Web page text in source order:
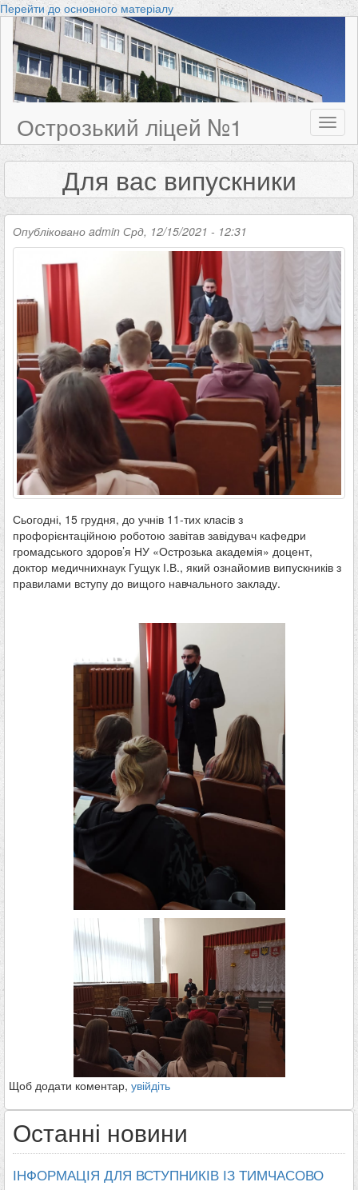
Перейти до основного матеріалу
Острозький ліцей №1
Для вас випускники
Опубліковано admin Срд, 12/15/2021 - 12:31
Сьогодні, 15 грудня, до учнів 11-тих класів з
профорієнтаційною роботою завітав завідувач кафедри
громадського здоров’я НУ «Острозька академія» доцент,
доктор медичнихнаук Гущук І.В., який ознайомив випускників з
правилами вступу до вищого навчального закладу.
Щоб додати коментар, увійдіть
Останні новини
ІНФОРМАЦІЯ ДЛЯ ВСТУПНИКІВ ІЗ ТИМЧАСОВО